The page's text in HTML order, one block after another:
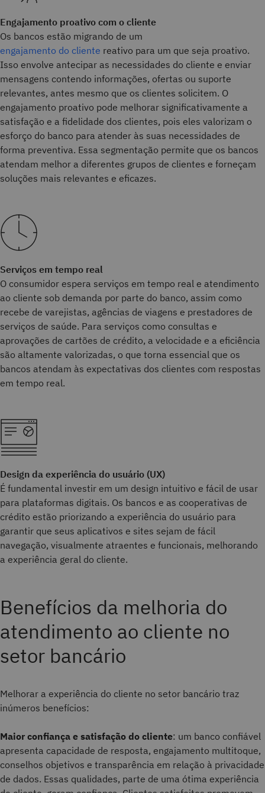
Engajamento proativo com o cliente
Os bancos estão migrando de um
engajamento do cliente reativo para um que seja proativo.
Isso envolve antecipar as necessidades do cliente e enviar
mensagens contendo informações, ofertas ou suporte
relevantes, antes mesmo que os clientes solicitem. O
engajamento proativo pode melhorar significativamente a
satisfação e a fidelidade dos clientes, pois eles valorizam o
esforço do banco para atender às suas necessidades de
forma preventiva. Essa segmentação permite que os bancos
atendam melhor a diferentes grupos de clientes e forneçam
soluções mais relevantes e eficazes.
Serviços em tempo real
O consumidor espera serviços em tempo real e atendimento
ao cliente sob demanda por parte do banco, assim como
recebe de varejistas, agências de viagens e prestadores de
serviços de saúde. Para serviços como consultas e
aprovações de cartões de crédito, a velocidade e a eficiência
são altamente valorizadas, o que torna essencial que os
bancos atendam às expectativas dos clientes com respostas
em tempo real.
Design da experiência do usuário (UX)
É fundamental investir em um design intuitivo e fácil de usar
para plataformas digitais. Os bancos e as cooperativas de
crédito estão priorizando a experiência do usuário para
garantir que seus aplicativos e sites sejam de fácil
navegação, visualmente atraentes e funcionais, melhorando
a experiência geral do cliente.
Benefícios da melhoria do
atendimento ao cliente no
setor bancário
Melhorar a experiência do cliente no setor bancário traz
inúmeros benefícios:
Maior confiança e satisfação do cliente: um banco confiável
apresenta capacidade de resposta, engajamento multitoque,
conselhos objetivos e transparência em relação à privacidade
de dados. Essas qualidades, parte de uma ótima experiência